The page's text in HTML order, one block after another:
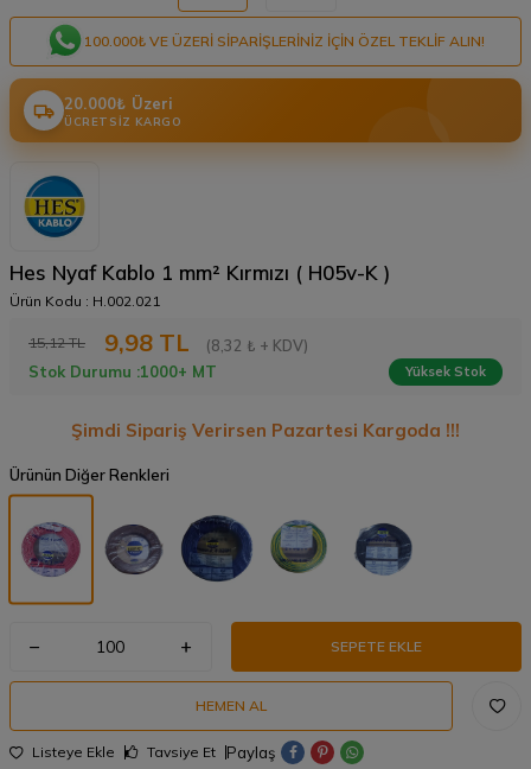
100.000₺ VE ÜZERI SIPARIŞLERINIZ IÇIN ÖZEL TEKLIF ALIN!
20.000₺ Üzeri
ÜCRETSIZ KARGO
Hes Nyaf Kablo 1 mm² Kırmızı ( H05v-K )
Ürün Kodu : H.002.021
15,12TL 9,98 TL
(8,32 ₺ + KDV)
Stok Durumu :1000+ MT Yüksek Stok
Şimdi Sipariş Verirsen Pazartesi Kargoda !!!
Ürünün Diğer Renkleri
SEPETE EKLE
HEMEN AL
Listeye Ekle Tavsiye Et Paylaş